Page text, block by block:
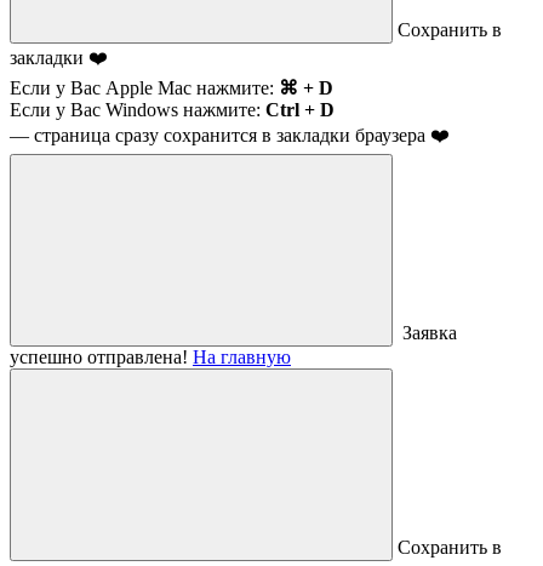
Сохранить в
закладки ❤️
Если у Вас Apple Mac нажмите: ⌘ + D
Если у Вас Windows нажмите: Ctrl + D
— страница сразу сохранится в закладки браузера ❤️
Заявка
успешно отправлена! На главную
Сохранить в